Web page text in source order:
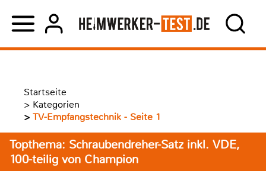
Startseite
> Kategorien
> TV-Empfangstechnik - Seite 1
Topthema: Schraubendreher-Satz inkl. VDE,
100-teilig von Champion